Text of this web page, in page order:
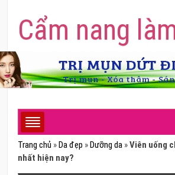
Cẩm nang
Trang chủ » Da đẹp » Dưỡng da »Viên uống
nhất hiện nay?